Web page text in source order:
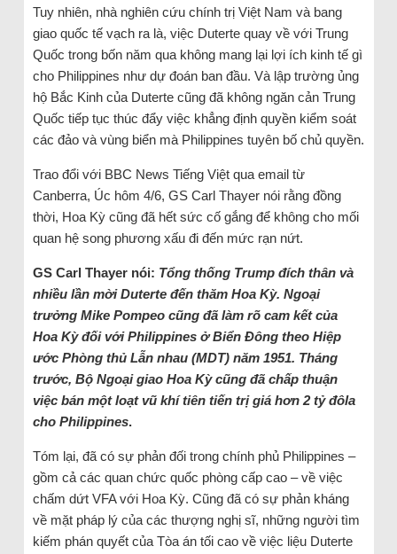
Tuy nhiên, nhà nghiên cứu chính trị Việt Nam và bang
giao quốc tế vạch ra là, việc Duterte quay về với Trung
Quốc trong bốn năm qua không mang lại lợi ích kinh tế gì
cho Philippines như dự đoán ban đầu. Và lập trường ủng
hộ Bắc Kinh của Duterte cũng đã không ngăn cản Trung
Quốc tiếp tục thúc đẩy việc khẳng định quyền kiểm soát
các đảo và vùng biển mà Philippines tuyên bố chủ quyền.
Trao đổi với BBC News Tiếng Việt qua email từ
Canberra, Úc hôm 4/6, GS Carl Thayer nói rằng đồng
thời, Hoa Kỳ cũng đã hết sức cố gắng để không cho mối
quan hệ song phương xấu đi đến mức rạn nứt.
GS Carl Thayer nói: Tổng thống Trump đích thân và
nhiều lần mời Duterte đến thăm Hoa Kỳ. Ngoại
trưởng Mike Pompeo cũng đã làm rõ cam kết của
Hoa Kỳ đối với Philippines ở Biển Đông theo Hiệp
ước Phòng thủ Lẫn nhau (MDT) năm 1951. Tháng
trước, Bộ Ngoại giao Hoa Kỳ cũng đã chấp thuận
việc bán một loạt vũ khí tiên tiến trị giá hơn 2 tỷ đôla
cho Philippines.
Tóm lại, đã có sự phản đối trong chính phủ Philippines –
gồm cả các quan chức quốc phòng cấp cao – về việc
chấm dứt VFA với Hoa Kỳ. Cũng đã có sự phản kháng
về mặt pháp lý của các thượng nghị sĩ, những người tìm
kiếm phán quyết của Tòa án tối cao về việc liệu Duterte